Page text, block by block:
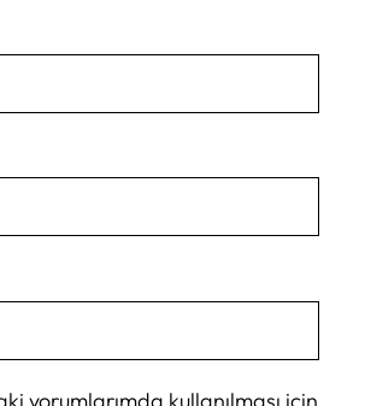
yorumlarımda kullanılması için